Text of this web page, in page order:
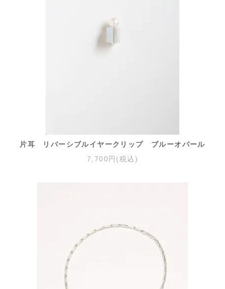
片耳 リバーシブルイヤークリップ ブルーオパール
7,700円(税込)